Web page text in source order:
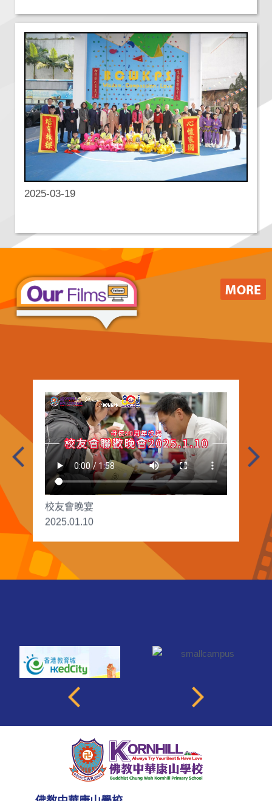
2025-03-19
校友會晚宴
2025.01.10
康